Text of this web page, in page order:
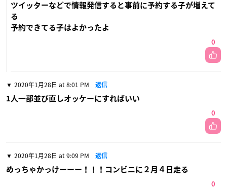
ツイッターなどで情報発信すると事前に予約する子が増えて
る
予約できてる子はよかったよ
0
2020年1月28日 at 8:01 PM 返信
1人一部並び直しオッケーにすればいい
0
2020年1月28日 at 9:09 PM 返信
めっちゃかっけーーー！！！コンビニに２月４日走る
0